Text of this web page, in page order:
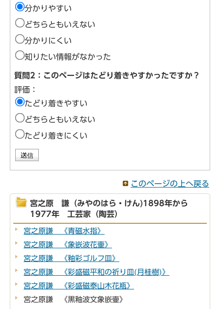
分かりやすい
どちらともいえない
分かりにくい
知りたい情報がなかった
質問2：このページはたどり着きやすかったですか？
評価：
たどり着きやすい
どちらともいえない
たどり着きにくい
このページの上へ戻る
宮之原 謙（みやのはら・けん)1898年から
1977年 工芸家（陶芸）
宮之原謙 《青磁水指》
宮之原謙 《象嵌波花壷》
宮之原謙 《釉彩ゴルフ皿》
宮之原謙 《彩盛磁平和の祈り皿(月桂樹)》
宮之原謙 《彩盛磁泰山木花瓶》
宮之原謙 《黒釉波文象嵌壷》